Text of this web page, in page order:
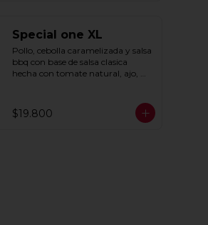
Special one XL
Pollo, cebolla caramelizada y salsa
bbq con base de salsa clasica
hecha con tomate natural, ajo,
$19.800